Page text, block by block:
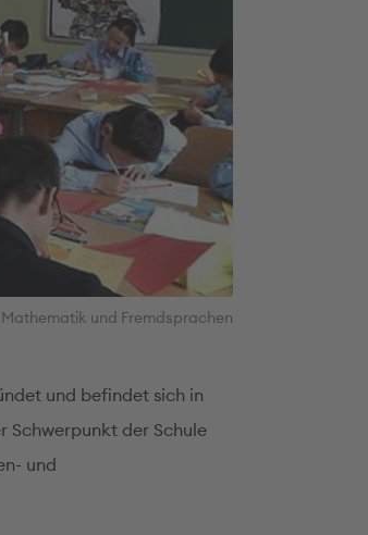
und Fremdsprachen
und befindet sich in
Schwerpunkt der Schule
und